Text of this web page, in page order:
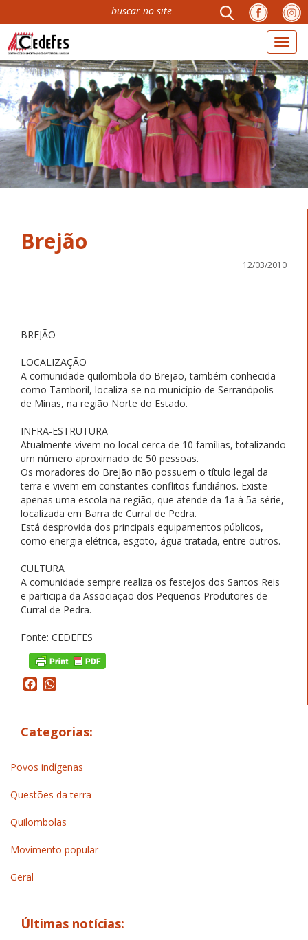
Brejão
12/03/2010
BREJÃO
LOCALIZAÇÃO
A comunidade quilombola do Brejão, também conhecida
como Tamboril, localiza-se no município de Serranópolis
de Minas, na região Norte do Estado.
INFRA-ESTRUTURA
Atualmente vivem no local cerca de 10 famílias, totalizando
um número aproximado de 50 pessoas.
Os moradores do Brejão não possuem o título legal da
terra e vivem em constantes conflitos fundiários. Existe
apenas uma escola na região, que atende da 1a à 5a série,
localizada em Barra de Curral de Pedra.
Está desprovida dos principais equipamentos públicos,
como energia elétrica, esgoto, água tratada, entre outros.
CULTURA
A comunidade sempre realiza os festejos dos Santos Reis
e participa da Associação dos Pequenos Produtores de
Curral de Pedra.
Fonte: CEDEFES
Facebook
Categorias:
Povos indígenas
Questões da terra
Quilombolas
Movimento popular
Geral
Últimas notícias: